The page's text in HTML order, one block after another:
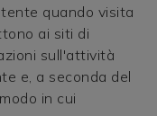
quando visita
ai siti di
sull'attività
e, a seconda del
in cui